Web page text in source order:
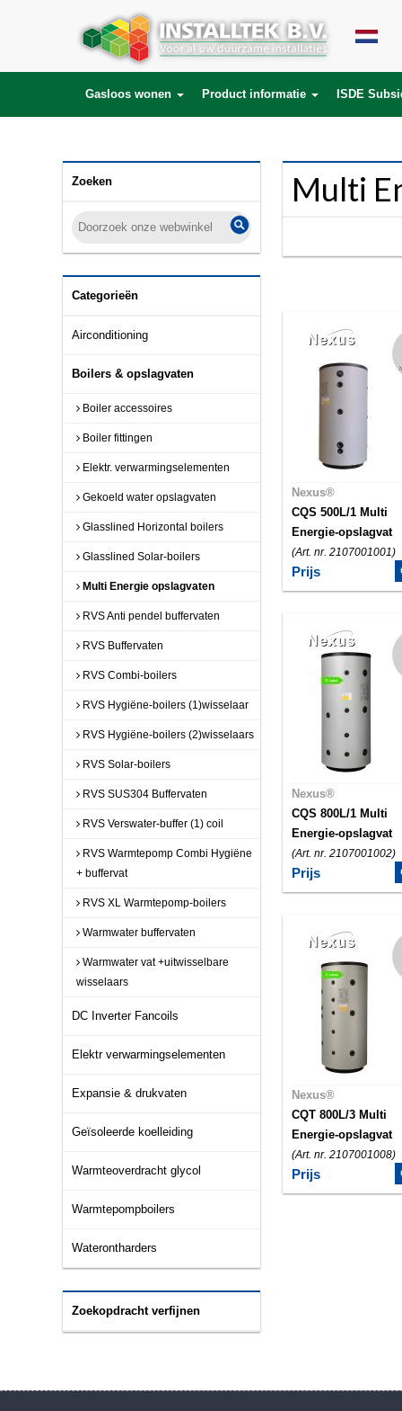
Gasloos wonen Product informatie ISDE
SELECT * FROM products LEFT JOIN product_description ON
product_to_category.product_id) WHERE lang_id='nl' AND
Zoeken
Categorieën
Airconditioning
Boilers & opslagvaten
Boiler accessoires
Boiler fittingen
Elektr. verwarmingselementen
Gekoeld water opslagvaten
Glasslined Horizontal boilers
Glasslined Solar-boilers
Multi Energie opslagvaten
RVS Anti pendel buffervaten
RVS Buffervaten
RVS Combi-boilers
RVS Hygiëne-boilers (1)wisselaar
RVS Hygiëne-boilers (2)wisselaars
RVS Solar-boilers
RVS SUS304 Buffervaten
RVS Verswater-buffer (1) coil
RVS Warmtepomp Combi Hygiëne
+ buffervat
RVS XL Warmtepomp-boilers
Warmwater buffervaten
Warmwater vat +uitwisselbare
wisselaars
DC Inverter Fancoils
Elektr verwarmingselementen
Expansie & drukvaten
Geïsoleerde koelleiding
Warmteoverdracht glycol
Warmtepompboilers
Waterontharders
Zoekopdracht verfijnen
Multi
Nexus®
CQS 500L/1 Multi
Energie-opslagvat
(Art. nr. 2107001001)
Prijs
Nexus®
CQS 800L/1 Multi
Energie-opslagvat
(Art. nr. 2107001002)
Prijs
Nexus®
CQT 800L/3 Multi
Energie-opslagvat
(Art. nr. 2107001008)
Prijs